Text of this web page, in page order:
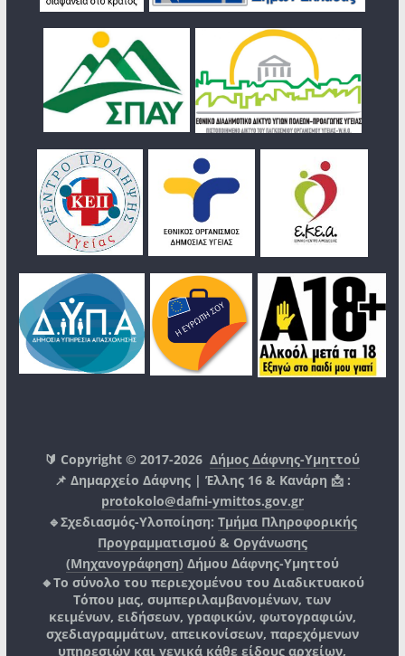
🔰 Copyright © 2017-2026Δήμος Δάφνης-Υμηττού
📌 Δημαρχείο Δάφνης | Έλλης 16 & Κανάρη 📩 :
protokolo@dafni-ymittos.gov.gr
🔹Σχεδιασμός-Υλοποίηση: Τμήμα Πληροφορικής
Προγραμματισμού & Οργάνωσης
(Μηχανογράφηση) Δήμου Δάφνης-Υμηττού
🔸Το σύνολο του περιεχομένου του Διαδικτυακού
Τόπου μας, συμπεριλαμβανομένων, των
κειμένων, ειδήσεων, γραφικών, φωτογραφιών,
σχεδιαγραμμάτων, απεικονίσεων, παρεχόμενων
υπηρεσιών και γενικά κάθε είδους αρχείων,